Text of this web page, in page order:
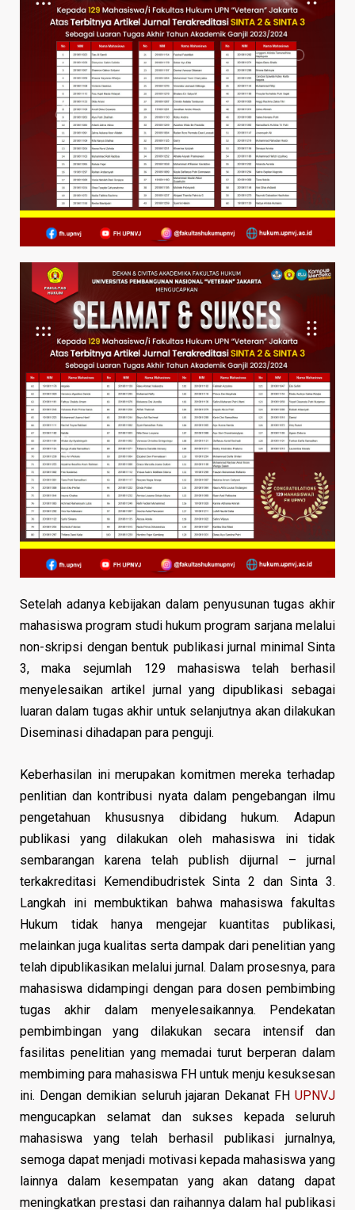
Setelah adanya kebijakan dalam penyusunan tugas akhir
mahasiswa program studi hukum program sarjana melalui
non-skripsi dengan bentuk publikasi jurnal minimal Sinta
3, maka sejumlah 129 mahasiswa telah berhasil
menyelesaikan artikel jurnal yang dipublikasi sebagai
luaran dalam tugas akhir untuk selanjutnya akan dilakukan
Diseminasi dihadapan para penguji.
Keberhasilan ini merupakan komitmen mereka terhadap
penlitian dan kontribusi nyata dalam pengebangan ilmu
pengetahuan khususnya dibidang hukum. Adapun
publikasi yang dilakukan oleh mahasiswa ini tidak
sembarangan karena telah publish dijurnal – jurnal
terkakreditasi Kemendibudristek Sinta 2 dan Sinta 3.
Langkah ini membuktikan bahwa mahasiswa fakultas
Hukum tidak hanya mengejar kuantitas publikasi,
melainkan juga kualitas serta dampak dari penelitian yang
telah dipublikasikan melalui jurnal. Dalam prosesnya, para
mahasiswa didampingi dengan para dosen pembimbing
tugas akhir dalam menyelesaikannya. Pendekatan
pembimbingan yang dilakukan secara intensif dan
fasilitas penelitian yang memadai turut berperan dalam
membiming para mahasiswa FH untuk menju kesuksesan
ini. Dengan demikian seluruh jajaran Dekanat FH UPNVJ
mengucapkan selamat dan sukses kepada seluruh
mahasiswa yang telah berhasil publikasi jurnalnya,
semoga dapat menjadi motivasi kepada mahasiswa yang
lainnya dalam kesempatan yang akan datang dapat
meningkatkan prestasi dan raihannya dalam hal publikasi